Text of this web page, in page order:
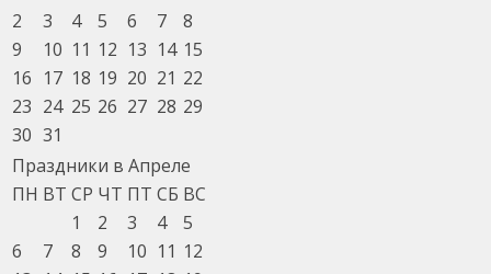
2
3 4 5 6 7
8
9
10 11 12 13 14 15
16 17 18 19 20 21 22
23 24 25 26 27 28 29
30 31
Праздники в Апреле
ПН ВТ СР ЧТ ПТ СБ ВС
1
2 3 4
5
6
7 8 9 10 11 12